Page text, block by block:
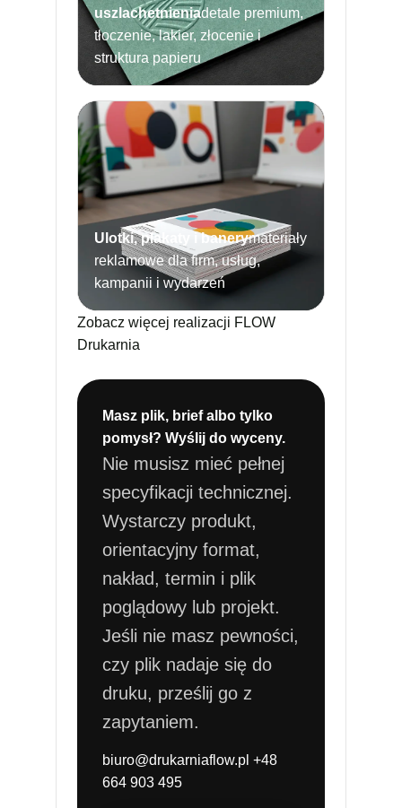
uszlachetnieniadetale premium,
tłoczenie, lakier, złocenie i
struktura papieru
Ulotki, plakaty i banerymateriały
reklamowe dla firm, usług,
kampanii i wydarzeń
Zobacz więcej realizacji FLOW
Drukarnia
Masz plik, brief albo tylko
pomysł? Wyślij do wyceny.
Nie musisz mieć pełnej
specyfikacji technicznej.
Wystarczy produkt,
orientacyjny format,
nakład, termin i plik
poglądowy lub projekt.
Jeśli nie masz pewności,
czy plik nadaje się do
druku, prześlij go z
zapytaniem.
biuro@drukarniaflow.pl +48
664 903 495